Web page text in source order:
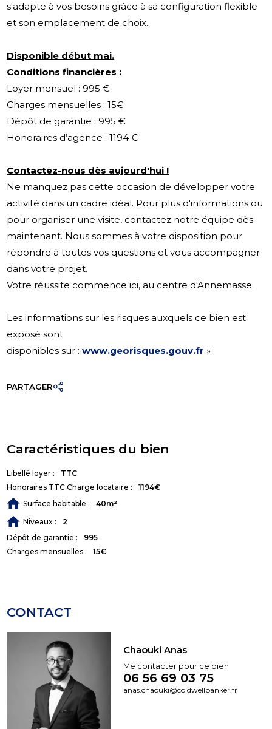
s'adapte à vos besoins grâce à sa configuration flexible
et son emplacement de choix.
Disponible début mai.
Conditions financières :
Loyer mensuel : 995 €
Charges mensuelles : 15€
Dépôt de garantie : 995 €
Honoraires d’agence : 1194 €
Contactez-nous dès aujourd'hui !
Ne manquez pas cette occasion de développer votre
activité dans un cadre idéal. Pour plus d'informations ou
pour organiser une visite, contactez notre équipe dès
maintenant. Nous sommes à votre disposition pour
répondre à toutes vos questions et vous accompagner
dans votre projet.
Votre réussite commence ici, au centre d'Annemasse.
Les informations sur les risques auxquels ce bien est
exposé sont
disponibles sur :www.georisques.gouv.fr »
PARTAGER
Caractéristiques du bien
Libellé loyer :
TTC
Honoraires TTC Charge locataire :
1194€
Surface habitable :
40m²
Niveaux :
2
Dépôt de garantie :
995
Charges mensuelles :
15€
CONTACT
Chaouki Anas
Me contacter pour ce bien
06 56 69 03 75
anas.chaouki@coldwellbanker.fr